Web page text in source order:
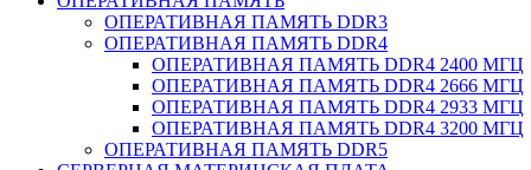
ОПЕРАТИВНАЯ ПАМЯТЬ DDR3
ОПЕРАТИВНАЯ ПАМЯТЬ DDR4
ОПЕРАТИВНАЯ ПАМЯТЬ DDR4 2400 МГЦ
ОПЕРАТИВНАЯ ПАМЯТЬ DDR4 2666 МГЦ
ОПЕРАТИВНАЯ ПАМЯТЬ DDR4 2933 МГЦ
ОПЕРАТИВНАЯ ПАМЯТЬ DDR4 3200 МГЦ
ОПЕРАТИВНАЯ ПАМЯТЬ DDR5